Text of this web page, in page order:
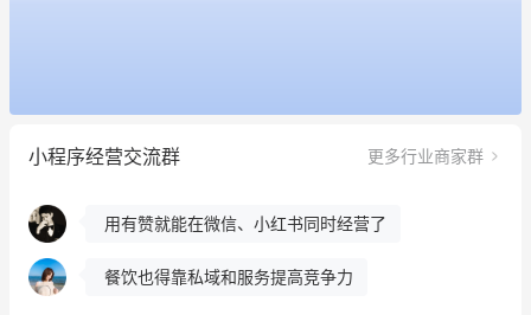
小程序经营交流群 更多行业商家群
冰墩墩货源充足需要的联系我
这个营销策划案例推荐大家看一下
用有赞就能在微信、小红书同时经营了
餐饮也得靠私域和服务提高竞争力